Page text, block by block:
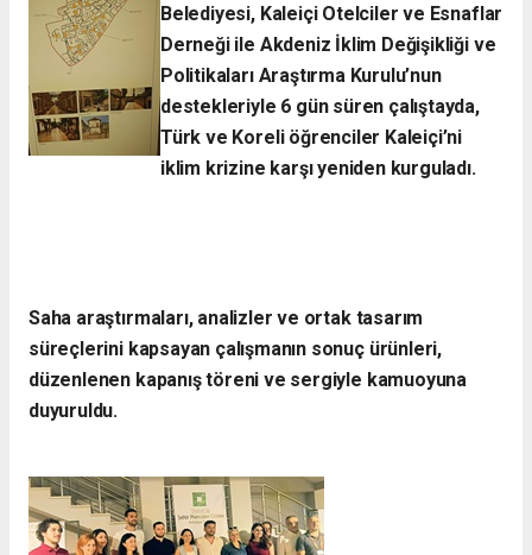
Belediyesi, Kaleiçi Otelciler ve Esnaflar
Derneği ile Akdeniz İklim Değişikliği ve
Politikaları Araştırma Kurulu’nun
destekleriyle 6 gün süren çalıştayda,
Türk ve Koreli öğrenciler Kaleiçi’ni
iklim krizine karşı yeniden kurguladı.​
Saha araştırmaları, analizler ve ortak tasarım
süreçlerini kapsayan çalışmanın sonuç ürünleri,
düzenlenen kapanış töreni ve sergiyle kamuoyuna
duyuruldu.